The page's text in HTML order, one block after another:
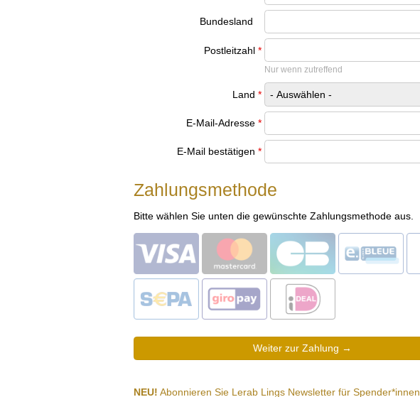
Bundesland
Postleitzahl *
Nur wenn zutreffend
Land *
E-Mail-Adresse *
E-Mail bestätigen *
Zahlungsmethode
Bitte wählen Sie unten die gewünschte Zahlungsmethode aus.
NEU! Abonnieren Sie Lerab Lings Newsletter für Spender*innen